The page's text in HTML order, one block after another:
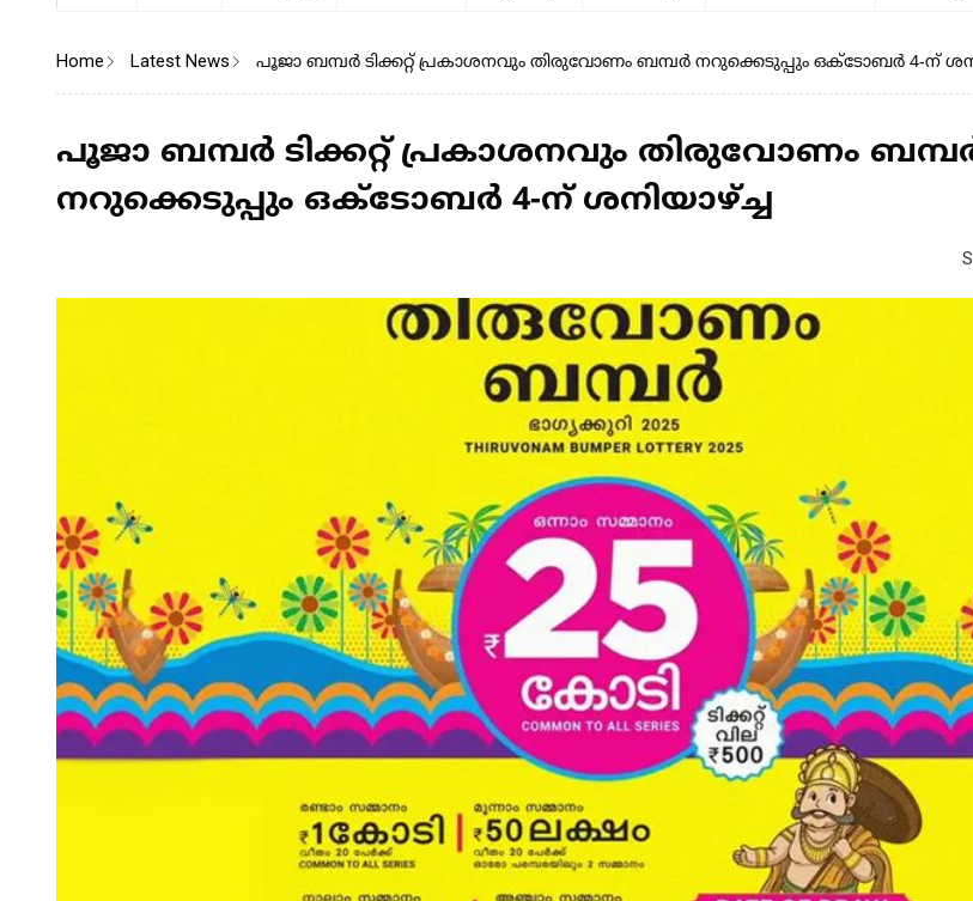
Home Latest News പൂജാ ബമ്പര്‍ ടിക്കറ്റ് പ്രകാശനവും തിരുവോണം ബമ്പര്‍ നറുക്കെടുപ്പും ഒക്ടോബര്‍ 4-ന്
പൂജാ ബമ്പര്‍ ടിക്കറ്റ് പ്രകാശനവും തിരുവോണം
നറുക്കെടുപ്പും ഒക്ടോബര്‍ 4-ന് ശനിയാഴ്ച്ച